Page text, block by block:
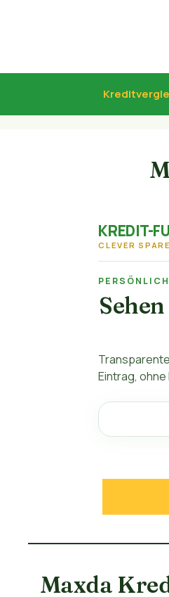
KREDIT-
CLEVER
Eintrag, ohne
Maxda